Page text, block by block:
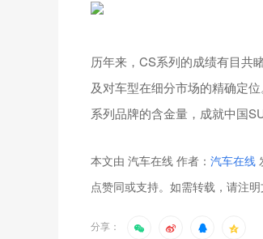
历年来，CS系列的成绩有目共
及对车型在细分市场的精确定
系列品牌的含金量，成就中国
本文由 汽车在线 作者： 汽车在线
点赞同或支持。如需转载，请注明
分享：